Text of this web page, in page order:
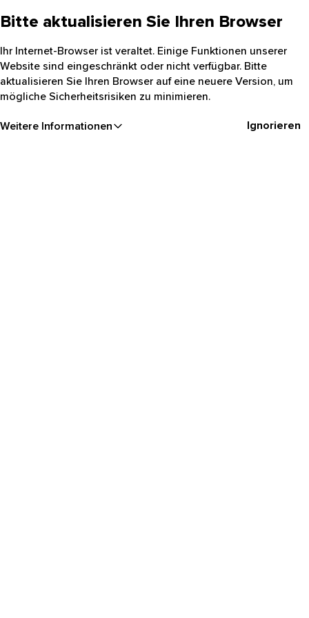
Bitte aktualisieren Sie Ihren Browser
Ihr Internet-Browser ist veraltet. Einige Funktionen unserer
Website sind eingeschränkt oder nicht verfügbar. Bitte
aktualisieren Sie Ihren Browser auf eine neuere Version, um
mögliche Sicherheitsrisiken zu minimieren.
Weitere Informationen Ignorieren